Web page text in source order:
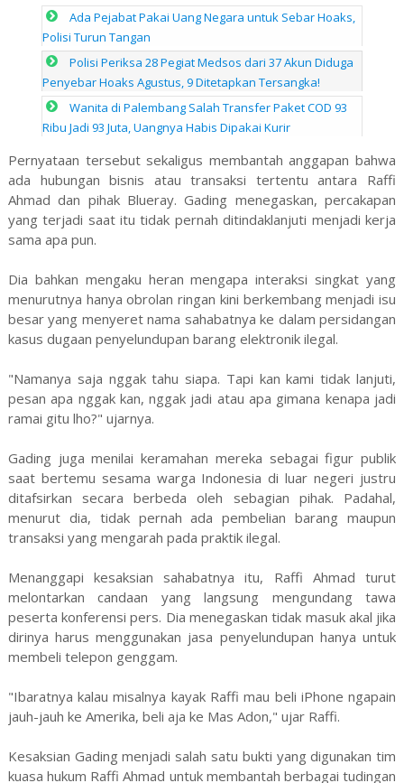
Ada Pejabat Pakai Uang Negara untuk Sebar Hoaks,
Polisi Turun Tangan
Polisi Periksa 28 Pegiat Medsos dari 37 Akun Diduga
Penyebar Hoaks Agustus, 9 Ditetapkan Tersangka!
Wanita di Palembang Salah Transfer Paket COD 93
Ribu Jadi 93 Juta, Uangnya Habis Dipakai Kurir
Pernyataan tersebut sekaligus membantah anggapan bahwa
ada hubungan bisnis atau transaksi tertentu antara Raffi
Ahmad dan pihak Blueray. Gading menegaskan, percakapan
yang terjadi saat itu tidak pernah ditindaklanjuti menjadi kerja
sama apa pun.
Dia bahkan mengaku heran mengapa interaksi singkat yang
menurutnya hanya obrolan ringan kini berkembang menjadi isu
besar yang menyeret nama sahabatnya ke dalam persidangan
kasus dugaan penyelundupan barang elektronik ilegal.
"Namanya saja nggak tahu siapa. Tapi kan kami tidak lanjuti,
pesan apa nggak kan, nggak jadi atau apa gimana kenapa jadi
ramai gitu lho?" ujarnya.
Gading juga menilai keramahan mereka sebagai figur publik
saat bertemu sesama warga Indonesia di luar negeri justru
ditafsirkan secara berbeda oleh sebagian pihak. Padahal,
menurut dia, tidak pernah ada pembelian barang maupun
transaksi yang mengarah pada praktik ilegal.
Menanggapi kesaksian sahabatnya itu, Raffi Ahmad turut
melontarkan candaan yang langsung mengundang tawa
peserta konferensi pers. Dia menegaskan tidak masuk akal jika
dirinya harus menggunakan jasa penyelundupan hanya untuk
membeli telepon genggam.
"Ibaratnya kalau misalnya kayak Raffi mau beli iPhone ngapain
jauh-jauh ke Amerika, beli aja ke Mas Adon," ujar Raffi.
Kesaksian Gading menjadi salah satu bukti yang digunakan tim
kuasa hukum Raffi Ahmad untuk membantah berbagai tudingan